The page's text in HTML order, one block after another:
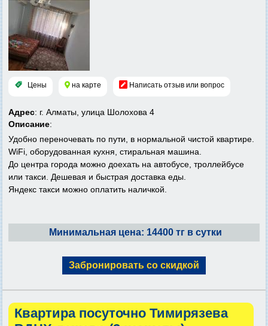
Цены на карте Написать отзыв или вопрос
Адрес: г. Алматы, улица Шолохова 4
Описание:
Удобно переночевать по пути, в нормальной чистой квартире.
WiFi, оборудованная кухня, стиральная машина.
До центра города можно доехать на автобусе, троллейбусе
или такси. Дешевая и быстрая доставка еды.
Яндекс такси можно оплатить наличкой.
Минимальная цена: 14400 тг в сутки
Забронировать со скидкой
Квартира посуточно Тимирязева